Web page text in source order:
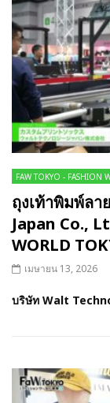
FAW TOKYO - FASHION
ถุงเท้าพิมพ์ล
Japan Co.,
WORLD
เมษายน 13, 2026
บริษัท Walt